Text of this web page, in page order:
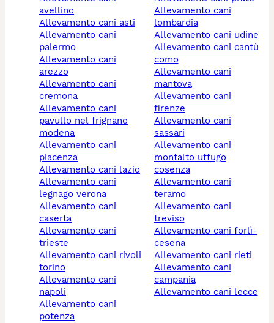
avellino
allevamento cani asti
allevamento cani
palermo
allevamento cani
arezzo
allevamento cani
cremona
allevamento cani
pavullo nel frignano
modena
allevamento cani
piacenza
allevamento cani lazio
allevamento cani
legnago verona
allevamento cani
caserta
allevamento cani
trieste
allevamento cani rivoli
torino
allevamento cani
napoli
allevamento cani
potenza
allevamento cani
lombardia
allevamento cani udine
allevamento cani cantù
como
allevamento cani
mantova
allevamento cani
firenze
allevamento cani
sassari
allevamento cani
montalto uffugo
cosenza
allevamento cani
teramo
allevamento cani
treviso
allevamento cani forlì-
cesena
allevamento cani rieti
allevamento cani
campania
allevamento cani lecce